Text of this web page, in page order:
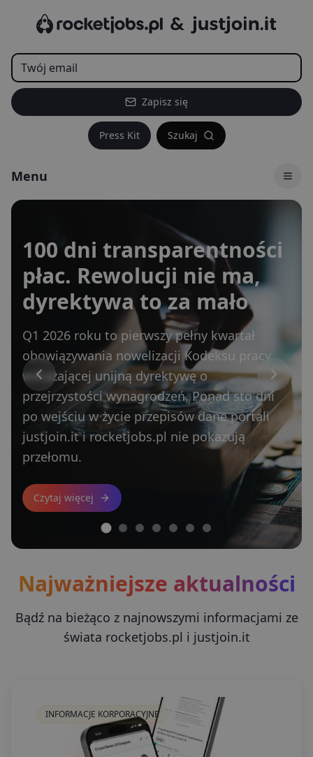
Zapisz się
Press Kit Szukaj
Menu
Outsourcing IT bije
rekordy popytu, ale
rynek talentów nie
nadąża
Sektor outsourcingu IT w Polsce odnotował
w 2025 roku 122-procentowy wzrost liczby
opublikowanych ofert pracy względem roku
poprzedniego i rekordowy popyt w
pierwszym kwartale 2026 roku.
Najważniejsze aktualności
Bądź na bieżąco z najnowszymi informacjami ze
świata rocketjobs.pl i justjoin.it
INFORMACJE KORPORACYJNE